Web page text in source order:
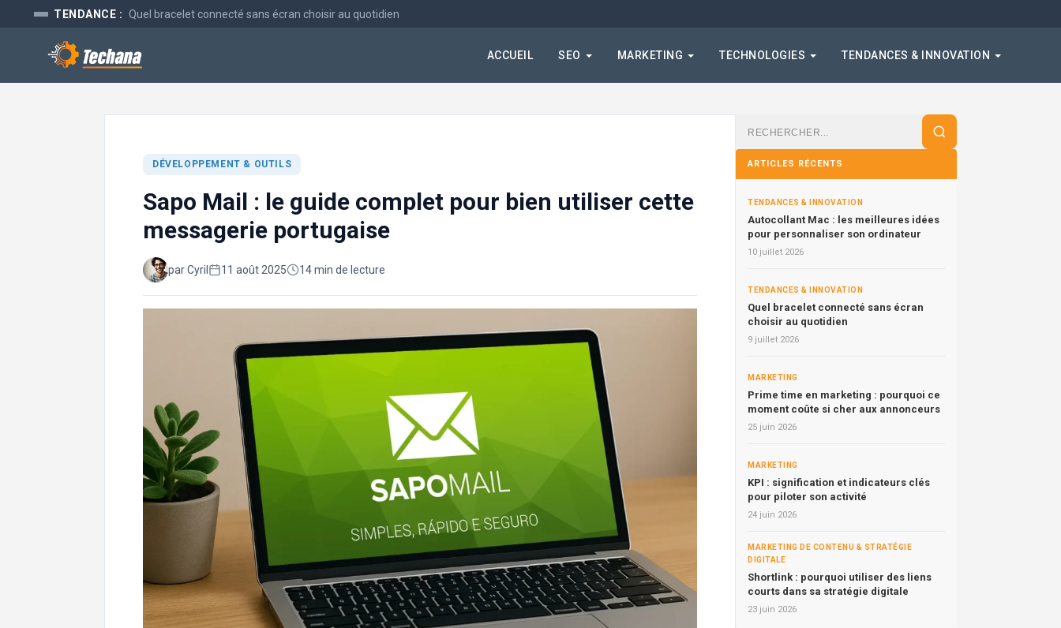
TENDANCE : Quel bracelet connecté sans écran choisir au quotidien
ACCUEIL SEO MARKETING TECHNOLOGIES TENDANCES & INNOVATION
DÉVELOPPEMENT & OUTILS
Sapo Mail : le guide complet pour bien utiliser cette
messagerie portugaise
par Cyril 11 août 2025 14 min de lecture
Rechercher
ARTICLES RÉCENTS
TENDANCES & INNOVATION
Autocollant Mac : les meilleures idées
pour personnaliser son ordinateur
10 juillet 2026
TENDANCES & INNOVATION
Quel bracelet connecté sans écran
choisir au quotidien
9 juillet 2026
MARKETING
Prime time en marketing : pourquoi ce
moment coûte si cher aux annonceurs
25 juin 2026
MARKETING
KPI : signification et indicateurs clés
pour piloter son activité
24 juin 2026
MARKETING DE CONTENU & STRATÉGIE
DIGITALE
Shortlink : pourquoi utiliser des liens
courts dans sa stratégie digitale
23 juin 2026